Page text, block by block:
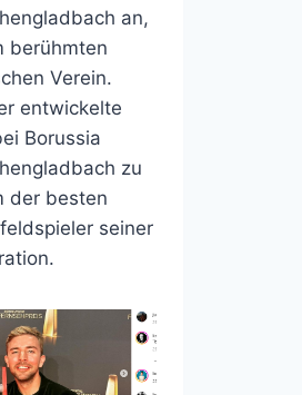
an,
berühmten
Verein.
entwickelte
Borussia
zu
der besten
seiner